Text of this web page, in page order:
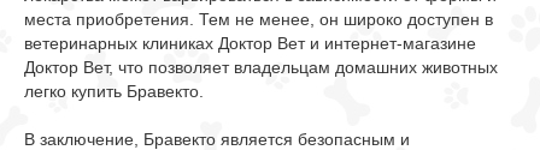
места приобретения. Тем не менее, он широко доступен в
ветеринарных клиниках Доктор Вет и интернет-магазине
Доктор Вет, что позволяет владельцам домашних животных
легко купить Бравекто.
В заключение, Бравекто является безопасным и